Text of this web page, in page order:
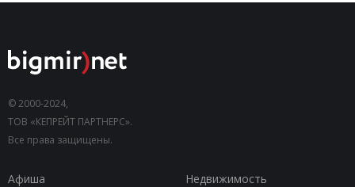
© 2000-2024,
ТОВ «КЕПРЕЙТ ПАРТНЕРС».
Все права защищены.
Афиша
Недвижимость